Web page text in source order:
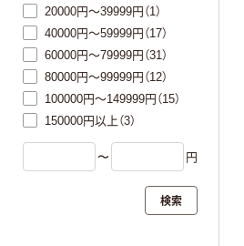
20000円～39999円（1）
40000円～59999円（17）
60000円～79999円（31）
80000円～99999円（12）
100000円～149999円（15）
150000円以上（3）
〜 円
検索